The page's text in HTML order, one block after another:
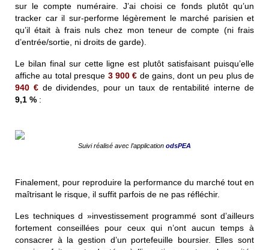
sur le compte numéraire. J’ai choisi ce fonds plutôt qu’un
tracker car il sur-performe légèrement le marché parisien et
qu’il était à frais nuls chez mon teneur de compte (ni frais
d’entrée/sortie, ni droits de garde).
Le bilan final sur cette ligne est plutôt satisfaisant puisqu’elle
affiche au total presque 3 900 € de gains, dont un peu plus de
940 €de dividendes, pour un taux de rentabilité interne de
9,1 % :
Suivi réalisé avec l’application odsPEA
Finalement, pour reproduire la performance du marché tout en
maîtrisant le risque, il suffit parfois de ne pas réfléchir.
Les techniques d »investissement programmé sont d’ailleurs
fortement conseillées pour ceux qui n’ont aucun temps à
consacrer à la gestion d’un portefeuille boursier. Elles sont